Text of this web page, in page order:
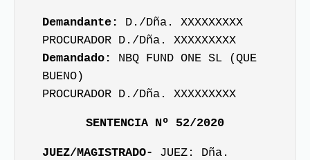
Demandante:
D./Dña. XXXXXXXXX
PROCURADOR D./Dña. XXXXXXXXX
Demandado:
NBQ FUND ONE SL (QUE
BUENO)
PROCURADOR D./Dña. XXXXXXXXX
SENTENCIA Nº 52/2020
JUEZ/MAGISTRADO-
JUEZ: Dña.